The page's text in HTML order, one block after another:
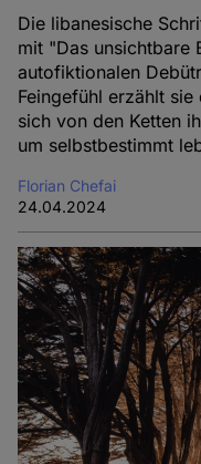
Die libanesische
mit "Das unsichtbare
autofiktionalen
Feingefühl erzählt
sich von den Ketten
um selbstbestimmt
Florian Chefai
24.04.2024